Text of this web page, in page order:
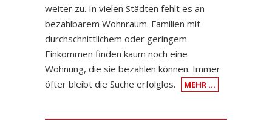
weiter zu. In vielen Städten fehlt es an
bezahlbarem Wohnraum. Familien mit
durchschnittlichem oder geringem
Einkommen finden kaum noch eine
Wohnung, die sie bezahlen können. Immer
öfter bleibt die Suche erfolglos.
MEHR …